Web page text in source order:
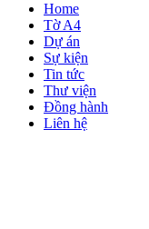
Home
Tờ A4
Dự án
Sự kiện
Tin tức
Thư viện
Đồng hành
Liên hệ